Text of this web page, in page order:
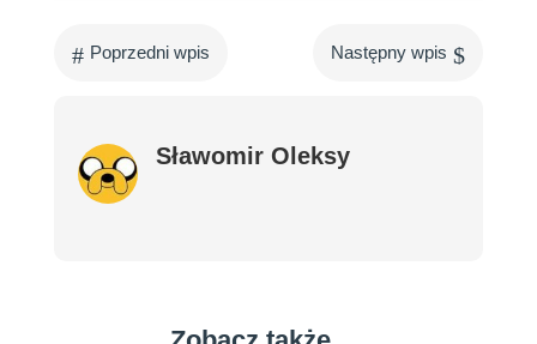
# Poprzedni wpis Następny wpis $
Sławomir Oleksy